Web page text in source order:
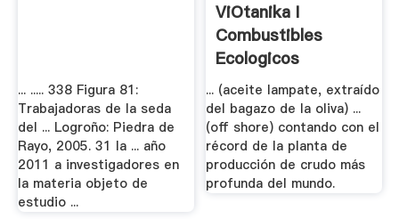
... ..... 338 Figura 81:
Trabajadoras de la seda
del ... Logroño: Piedra de
Rayo, 2005. 31 la ... año
2011 a investigadores en
la materia objeto de
estudio ...
ViOtanika I
Combustibles
Ecologicos
Artesanales - .
... (aceite lampate, extraído
del bagazo de la oliva) ...
(off shore) contando con el
récord de la planta de
producción de crudo más
profunda del mundo.